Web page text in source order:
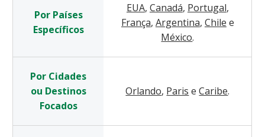
Por Países
Específicos
EUA, Canadá, Portugal,
França, Argentina, Chile e
México.
Por Cidades
ou Destinos
Focados
Orlando, Paris e Caribe.